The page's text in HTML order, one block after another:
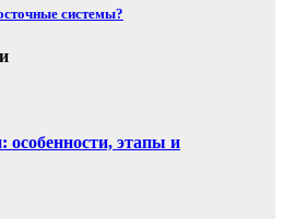
системы?
особенности, этапы и